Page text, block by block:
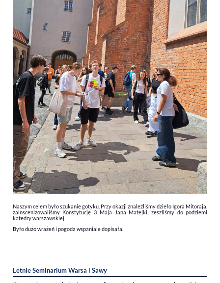
Naszym celem było szukanie gotyku. Przy okazji znaleźliśmy dzieło Igora Mitoraja,
zainscenizowaliśmy Konstytucję 3 Maja Jana Matejki, zeszliśmy do podziemi
katedry warszawskiej.
Było dużo wrażeń i pogoda wspaniale dopisała.
Letnie Seminarium Warsa i Sawy